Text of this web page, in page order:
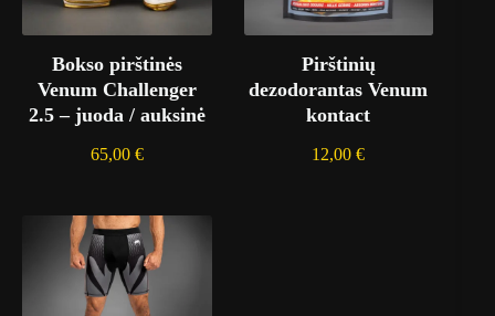
-
l
y
a
Bokso pirštinės
Venum Challenger
2.5 – juoda / auksinė
65,00 €
Pirštinių
dezodorantas Venum
kontact
12,00€